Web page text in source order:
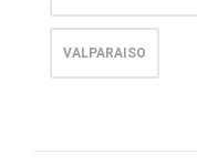
VALPARAISO